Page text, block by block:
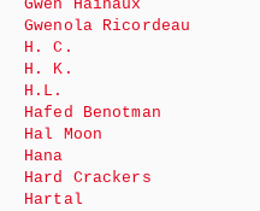
Gwen Hainaux
Gwenola Ricordeau
H. C.
H. K.
H.L.
Hafed Benotman
Hal Moon
Hana
Hard Crackers
Hartal